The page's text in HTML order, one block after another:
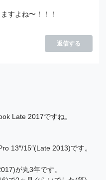
すよね〜！！！
返信する
Late 2017ですね。
13″/15″(Late 2013)です。
が丸3年です。